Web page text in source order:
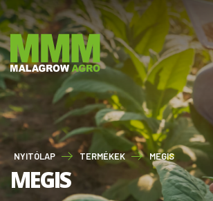
NYITÓLAP TERMÉKEK MEGIS
MEGIS